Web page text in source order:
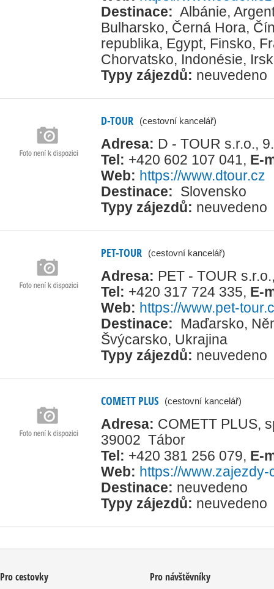
Destinace: Albánie,
Bulharsko, Černá Hora,
republika, Egypt, Finsko,
Chorvatsko, Indonésie,
Typy zájezdů: neuvedeno
D-TOUR (cestovní kancelář)
Adresa: D - TOUR s.r.o.,
Tel: +420 602 107 041, E-
Web: https://www.dtour.cz
Destinace: Slovensko
Typy zájezdů: neuvedeno
PET-TOUR (cestovní kancelář)
Adresa: PET - TOUR
Tel: +420 317 724 335, E-
Web: https://www.pet-
Destinace:
Maďarsko,
Švýcarsko, Ukrajina
Typy zájezdů: neuvedeno
COMETT PLUS (cestovní kancelář)
Adresa: COMETT PLUS,
39002 Tábor
Tel: +420 381 256 079, E-
Web: https://
Destinace: neuvedeno
Typy zájezdů: neuvedeno
Pro cestovky Pro návštěvníky